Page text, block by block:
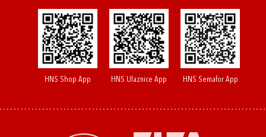
HNS Shop App HNS Ulaznice App HNS Semafor App